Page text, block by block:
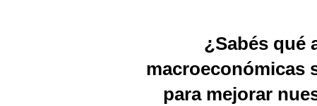
¿Sabés qué
macroeconómicas
para mejorar